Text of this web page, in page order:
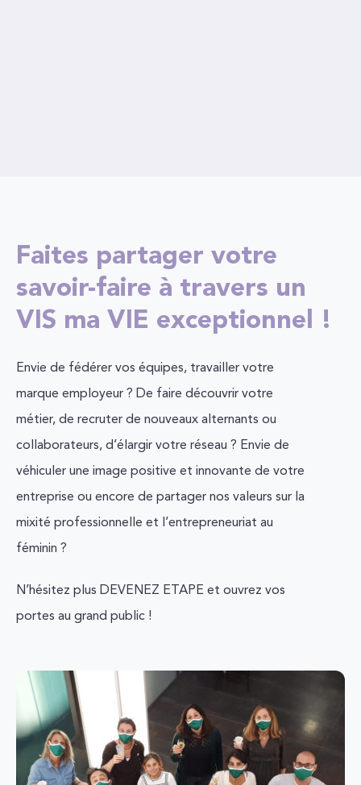
Faites partager votre
savoir-faire à travers un
VIS ma VIE exceptionnel !
Envie de fédérer vos équipes, travailler votre
marque employeur ? De faire découvrir votre
métier, de recruter de nouveaux alternants ou
collaborateurs, d’élargir votre réseau ? Envie de
véhiculer une image positive et innovante de votre
entreprise ou encore de partager nos valeurs sur la
mixité professionnelle et l’entrepreneuriat au
féminin ?
N’hésitez plus DEVENEZ ETAPE et ouvrez vos
portes au grand public !